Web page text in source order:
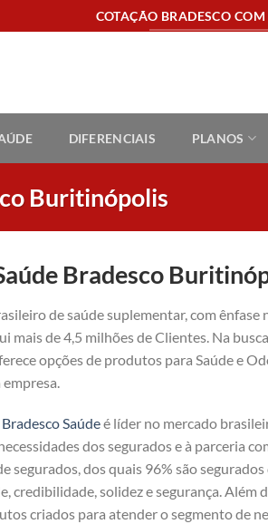
COTAÇÃO BRADESCO
DIFERENCIAIS PLANOS
Buritinópolis
Bradesco
de saúde suplementar, com ênfase
mais de 4,5 milhões de Clientes. Na
opções de produtos para Saúde e
Bradesco Saúdeé líder no mercado
dos segurados e à parceria
segurados, dos quais 96% são segurados
credibilidade, solidez e segurança. Além
criados para atender o segmento de